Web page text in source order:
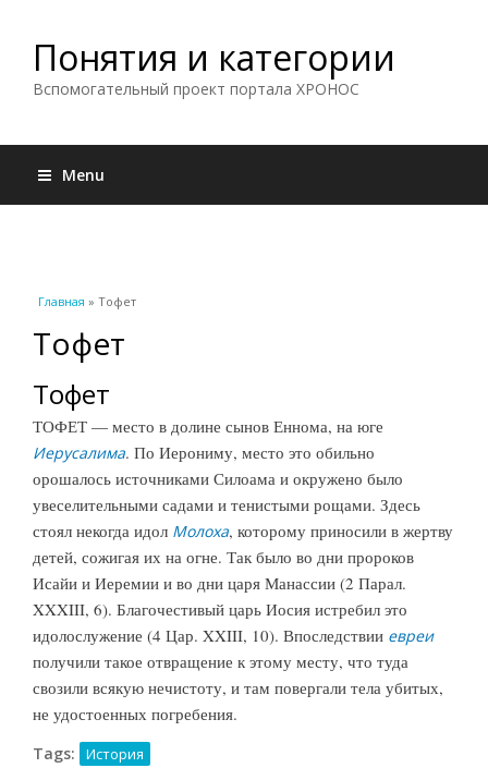
Понятия и категории
Вспомогательный проект портала ХРОНОС
Menu
Вы здесь
Главная » Тофет
Тофет
Тофет
ТОФЕТ — место в долине сынов Еннома, на юге
Иерусалима. По Иерониму, место это обильно
орошалось источниками Силоама и окружено было
увеселительными садами и тенистыми рощами. Здесь
стоял некогда идол Молоха, которому приносили в жертву
детей, сожигая их на огне. Так было во дни пророков
Исайи и Иеремии и во дни царя Манассии (2 Парал.
XXXIII, 6). Благочестивый царь Иосия истребил это
идолослужение (4 Цар. XXIII, 10). Впоследствии евреи
получили такое отвращение к этому месту, что туда
свозили всякую нечистоту, и там повергали тела убитых,
не удостоенных погребения.
Tags: История